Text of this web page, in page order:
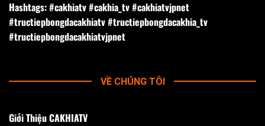
Hashtags: #cakhiatv #cakhia_tv #cakhiatvjpnet
#tructiepbongdacakhiatv #tructiepbongdacakhia_tv
#tructiepbongdacakhiatvjpnet
VỀ CHÚNG TÔI
Giới Thiệu CAKHIATV